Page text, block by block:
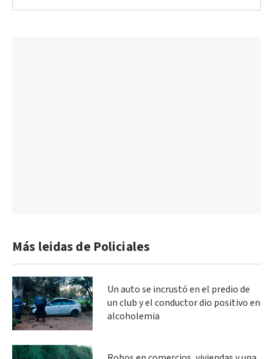
Más leidas de Policiales
Un auto se incrustó en el predio de
un club y el conductor dio positivo en
alcoholemia